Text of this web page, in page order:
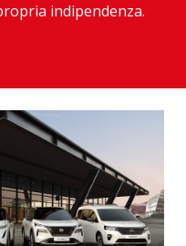
indipendenza.